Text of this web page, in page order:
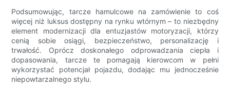
Podsumowując, tarcze hamulcowe na zamówienie to coś
więcej niż luksus dostępny na rynku wtórnym – to niezbędny
element modernizacji dla entuzjastów motoryzacji, którzy
cenią sobie osiągi, bezpieczeństwo, personalizację i
trwałość. Oprócz doskonałego odprowadzania ciepła i
dopasowania, tarcze te pomagają kierowcom w pełni
wykorzystać potencjał pojazdu, dodając mu jednocześnie
niepowtarzalnego stylu.